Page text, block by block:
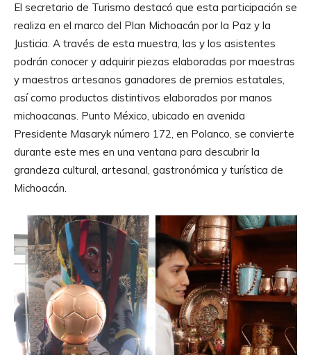
El secretario de Turismo destacó que esta participación se
realiza en el marco del Plan Michoacán por la Paz y la
Justicia. A través de esta muestra, las y los asistentes
podrán conocer y adquirir piezas elaboradas por maestras
y maestros artesanos ganadores de premios estatales,
así como productos distintivos elaborados por manos
michoacanas. Punto México, ubicado en avenida
Presidente Masaryk número 172, en Polanco, se convierte
durante este mes en una ventana para descubrir la
grandeza cultural, artesanal, gastronómica y turística de
Michoacán.